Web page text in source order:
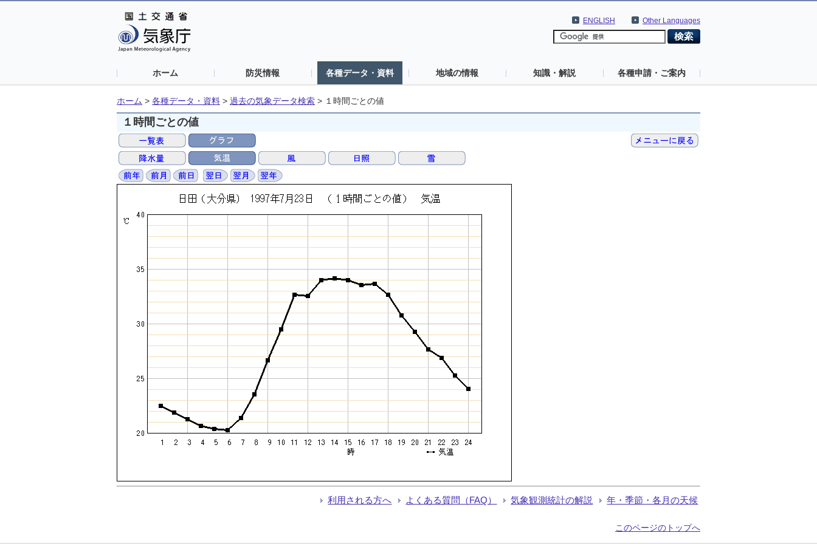
Other Languages
ENGLISH
ホーム 防災情報 各種データ・資料 地域の情報 知識・解説 各種申請・ご案内
ホーム > 各種データ・資料 > 過去の気象データ検索 > １時間ごとの値
１時間ごとの値
利用される方へ よくある質問（FAQ） 気象観測統計の解説 年・季節・各月の天候
このページのトップへ